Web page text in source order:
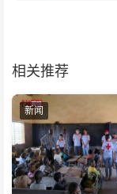
相关推荐
新闻